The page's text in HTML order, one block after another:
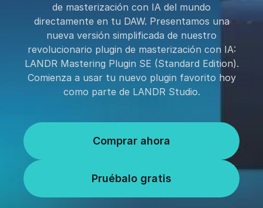
de masterización con IA del mundo
directamente en tu DAW. Presentamos una
nueva versión simplificada de nuestro
revolucionario plugin de masterización con IA:
LANDR Mastering Plugin SE (Standard Edition).
Comienza a usar tu nuevo plugin favorito hoy
como parte de LANDR Studio.
Comprar ahora
Pruébalo gratis